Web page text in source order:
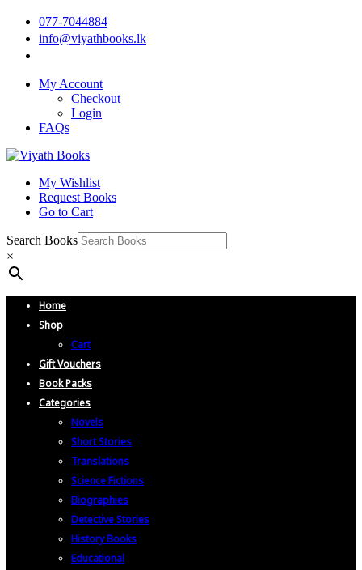
077-7044884
info@viyathbooks.lk
My Account
Checkout
Login
FAQs
My Wishlist
Request Books
Go to Cart
Search Books
×
Home
Shop
Cart
Gift Vouchers
Book Packs
Categories
Novels
Short Stories
Translations
Science Fictions
Biographies
Detective Stories
History Books
Educational